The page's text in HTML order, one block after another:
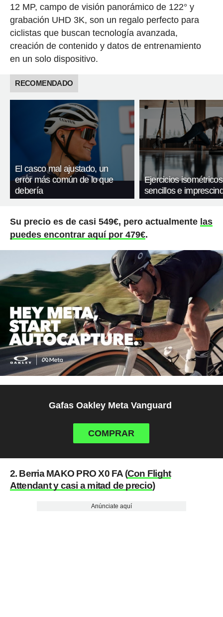
12 MP, campo de visión panorámico de 122° y
grabación UHD 3K, son un regalo perfecto para
ciclistas que buscan tecnología avanzada,
creación de contenido y datos de entrenamiento
en un solo dispositivo.
RECOMENDADO
El casco mal ajustado, un
error más común de lo que
debería
Ejercicios
sencillos e
Su precio es de casi 549€, pero actualmente las
puedes encontrar aquí por 479€.
Gafas Oakley Meta Vanguard
COMPRAR
2. Berria MAKO PRO X0 FA (Con Flight
Attendant y casi a mitad de precio)
Anúnciate aquí